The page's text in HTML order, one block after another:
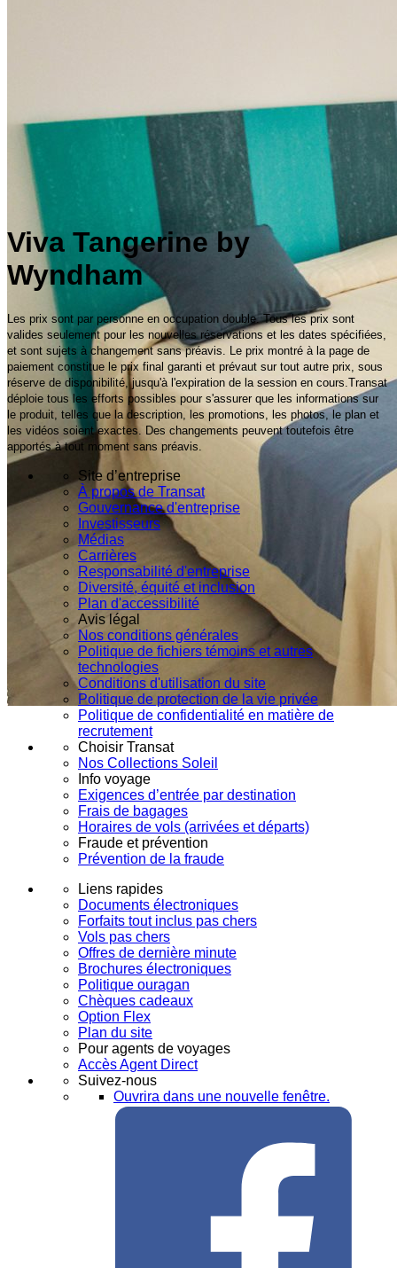
Viva Tangerine by
Wyndham
Les prix sont par personne en occupation double. Tous les prix sont
valides seulement pour les nouvelles réservations et les dates spécifiées,
et sont sujets à changement sans préavis. Le prix montré à la page de
paiement constitue le prix final garanti et prévaut sur tout autre prix, sous
réserve de disponibilité, jusqu'à l'expiration de la session en cours.Transat
déploie tous les efforts possibles pour s'assurer que les informations sur
le produit, telles que la description, les promotions, les photos, le plan et
les vidéos soient exactes. Des changements peuvent toutefois être
apportés à tout moment sans préavis.
Site d’entreprise
À propos de Transat
Gouvernance d'entreprise
Investisseurs
Médias
Carrières
Responsabilité d'entreprise
Diversité, équité et inclusion
Plan d'accessibilité
Avis légal
Nos conditions générales
Politique de fichiers témoins et autres
technologies
Conditions d'utilisation du site
Politique de protection de la vie privée
Politique de confidentialité en matière de
recrutement
Choisir Transat
Nos Collections Soleil
Info voyage
Exigences d’entrée par destination
Frais de bagages
Horaires de vols (arrivées et départs)
Fraude et prévention
Prévention de la fraude
Liens rapides
Documents électroniques
Forfaits tout inclus pas chers
Vols pas chers
Offres de dernière minute
Brochures électroniques
Politique ouragan
Chèques cadeaux
Option Flex
Plan du site
Pour agents de voyages
Accès Agent Direct
Suivez-nous
Ouvrira dans une nouvelle fenêtre.